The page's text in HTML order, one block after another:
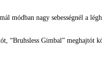
módban nagy sebességnél a
“Bruhsless Gimbal” meghajtót